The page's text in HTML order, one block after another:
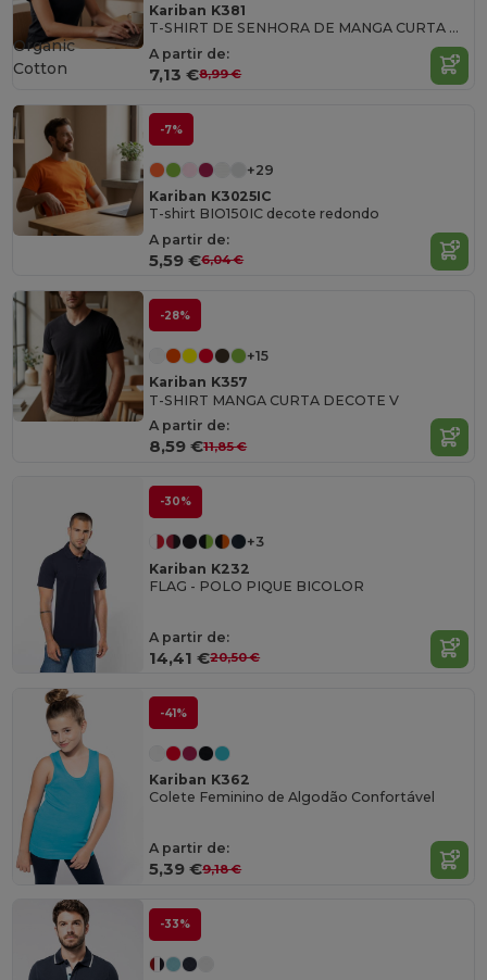
Kariban K381
T-SHIRT DE SENHORA DE MANGA CURTA E DECOTE V
A partir de:
7,13 €8,99 €
Organic
Cotton
-7%
+29
Kariban K3025IC
T-shirt BIO150IC decote redondo
A partir de:
5,59 €6,04 €
-28%
+15
Kariban K357
T-SHIRT MANGA CURTA DECOTE V
A partir de:
8,59 €11,85 €
-30%
+3
Kariban K232
FLAG - POLO PIQUE BICOLOR
A partir de:
14,41 €20,50 €
-41%
Kariban K362
Colete Feminino de Algodão Confortável
A partir de:
5,39 €9,18 €
-33%